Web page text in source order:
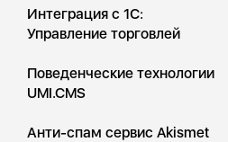
Интеграция с 1С:
Управление торговлей
Поведенческие технологии
UMI.CMS
Анти-спам сервис Akismet